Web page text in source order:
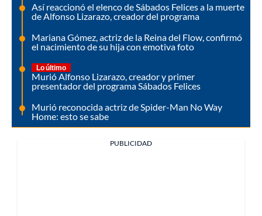
Así reaccionó el elenco de Sábados Felices a la muerte
de Alfonso Lizarazo, creador del programa
Mariana Gómez, actriz de la Reina del Flow, confirmó
el nacimiento de su hija con emotiva foto
Lo último
Murió Alfonso Lizarazo, creador y primer
presentador del programa Sábados Felices
Murió reconocida actriz de Spider-Man No Way
Home: esto se sabe
PUBLICIDAD